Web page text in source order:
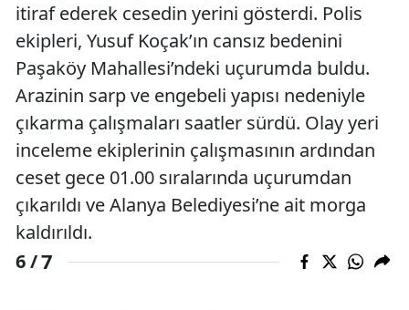
itiraf ederek cesedin yerini gösterdi. Polis
ekipleri, Yusuf Koçak’ın cansız bedenini
Paşaköy Mahallesi’ndeki uçurumda buldu.
Arazinin sarp ve engebeli yapısı nedeniyle
çıkarma çalışmaları saatler sürdü. Olay yeri
inceleme ekiplerinin çalışmasının ardından
ceset gece 01.00 sıralarında uçurumdan
çıkarıldı ve Alanya Belediyesi’ne ait morga
kaldırıldı.
6 /7